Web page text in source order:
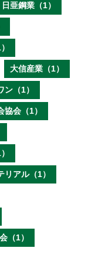
日亜鋼業（1）
大信産業（1）
ン（1）
協会（1）
リアル（1）
（1）